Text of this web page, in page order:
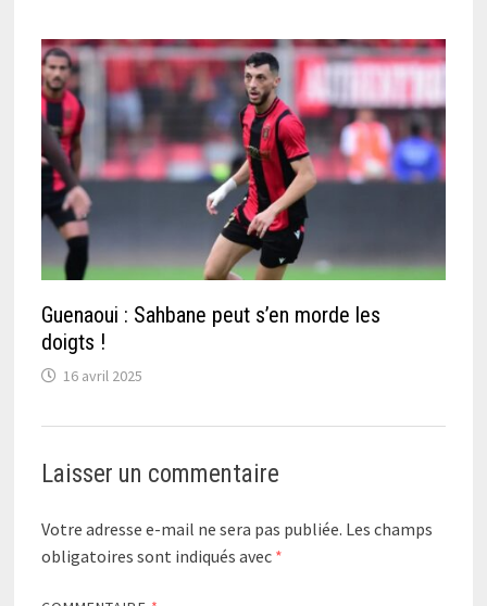
Guenaoui : Sahbane peut s’en morde les
doigts !
16 avril 2025
Laisser un commentaire
Votre adresse e-mail ne sera pas publiée. Les champs
obligatoires sont indiqués avec *